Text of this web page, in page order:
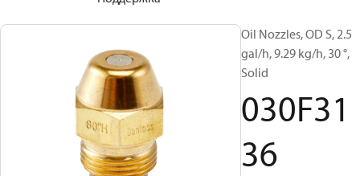
Oil Nozzles, OD S, 2.5
gal/h, 9.29 kg/h, 30 °,
Solid
030F31
36